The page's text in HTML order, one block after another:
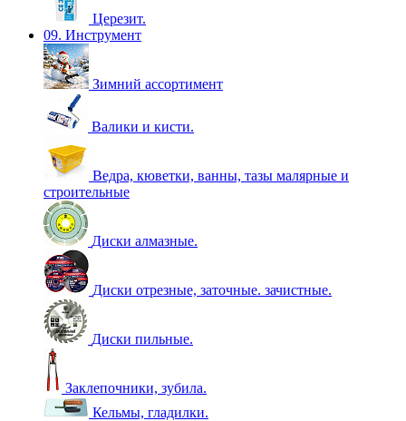
Церезит.
09. Инструмент
Зимний ассортимент
Валики и кисти.
Ведра, кюветки, ванны, тазы малярные и
строительные
Диски алмазные.
Диски отрезные, заточные. зачистные.
Диски пильные.
Заклепочники, зубила.
Кельмы, гладилки.